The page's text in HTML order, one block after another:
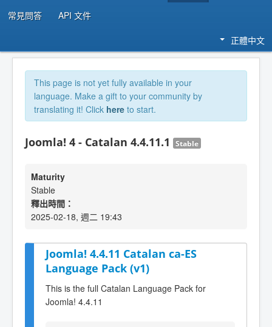
常見問答 API 文件
正體中文
This page is not yet fully available in your
language. Make a gift to your community by
translating it! Click here to start.
Joomla! 4 - Catalan 4.4.11.1 Stable
Maturity
Stable
釋出時間：
2025-02-18, 週二 19:43
Joomla! 4.4.11 Catalan ca-ES
Language Pack (v1)
This is the full Catalan Language Pack for
Joomla! 4.4.11